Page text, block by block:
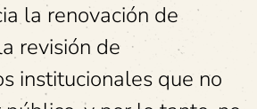
la renovación de
revisión de
institucionales que no